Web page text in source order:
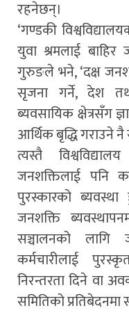
रहनेछन्।
‘गण्डकी
युवा श्रमलाई बाहिर
गुरुङले भने, ‘दक्ष
सृजना गर्ने, देश
ब्यवसायिक क्षेत्रसँग
आर्थिक बृद्धि गराउने नै
त्यस्तै
जनशक्तिलाई पनि
पुरस्कारको
जनशक्ति
सञ्चालनको लागि
कर्मचारीलाई
निरन्तरता दिने वा
समितिको प्रतिबेदनमा